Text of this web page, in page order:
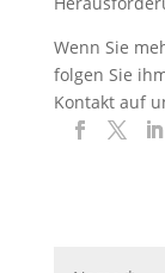
Wenn Sie
folgen Sie
Kontakt auf